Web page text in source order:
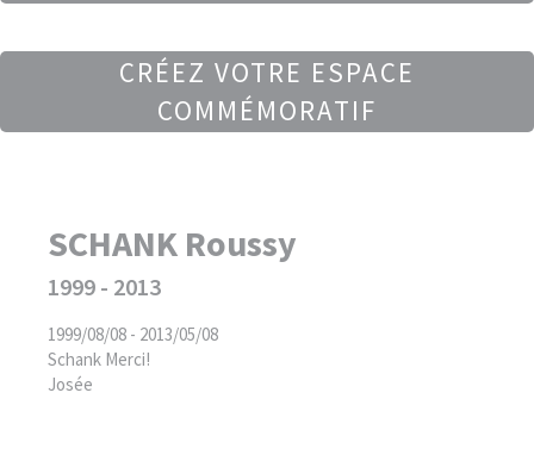
CRÉEZ VOTRE ESPACE
COMMÉMORATIF
SCHANK Roussy
1999 - 2013
1999/08/08 - 2013/05/08
Schank Merci!
Josée